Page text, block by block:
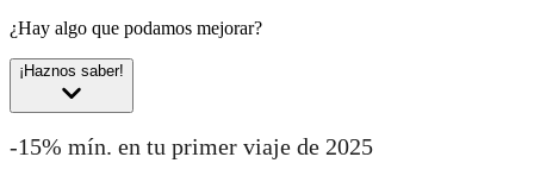
¿Hay algo que podamos mejorar?
¡Haznos saber!
-15% mín. en tu primer viaje de 2025